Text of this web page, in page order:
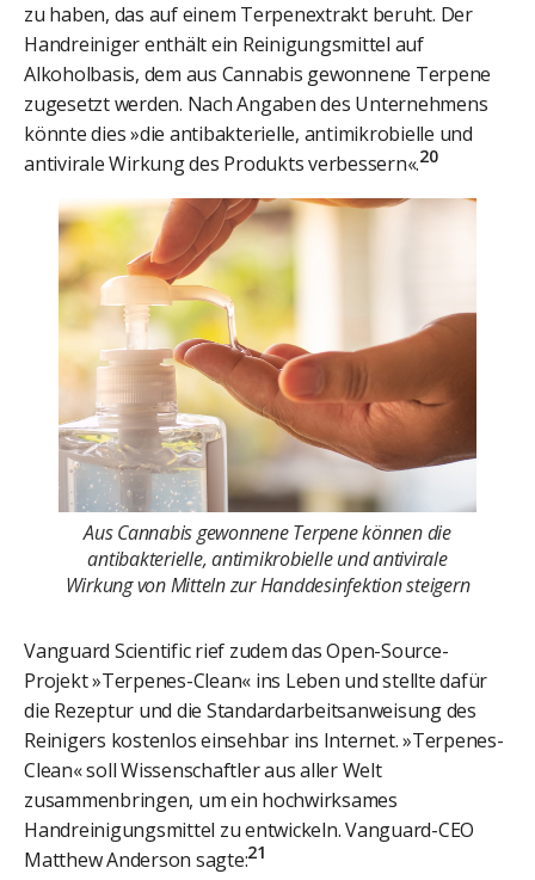
zu haben, das auf einem Terpenextrakt beruht. Der
Handreiniger enthält ein Reinigungsmittel auf
Alkoholbasis, dem aus Cannabis gewonnene Terpene
zugesetzt werden. Nach Angaben des Unternehmens
könnte dies »die antibakterielle, antimikrobielle und
antivirale Wirkung des Produkts verbessern«.20
Aus Cannabis gewonnene Terpene können die
antibakterielle, antimikrobielle und antivirale
Wirkung von Mitteln zur Handdesinfektion steigern
Vanguard Scientific rief zudem das Open-Source-
Projekt »Terpenes-Clean« ins Leben und stellte dafür
die Rezeptur und die Standardarbeitsanweisung des
Reinigers kostenlos einsehbar ins Internet. »Terpenes-
Clean« soll Wissenschaftler aus aller Welt
zusammenbringen, um ein hochwirksames
Handreinigungsmittel zu entwickeln. Vanguard-CEO
Matthew Anderson sagte:21